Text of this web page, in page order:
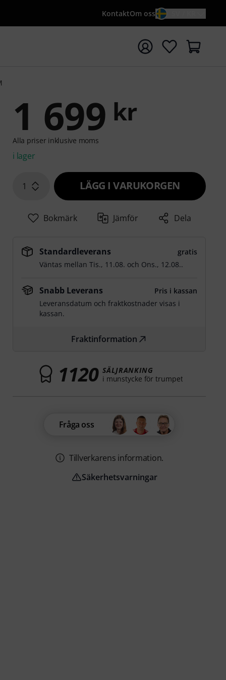
KontaktOm oss
sökningen med söktermen {searchTerm}
1 699 kr
Alla priser inklusive moms
i lager
1 LÄGG I VARUKORGEN
Bokmärk Jämför Dela
Standardleverans
gratis
Väntas mellanTis., 11.08. och Ons., 12.08..
Snabb Leverans
Pris i kassan
Leveransdatum och fraktkostnader visas i
kassan.
Fraktinformation
1120 SÄLJRANKING
i munstycke för trumpet
Fråga oss
Tillverkarens information.
Säkerhetsvarningar